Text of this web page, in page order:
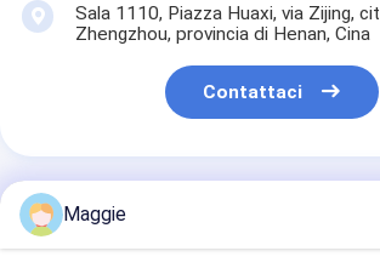
Sala 1110, Piazza Huaxi, via Zijing,
Zhengzhou, provincia di Henan, Cina
Contattaci
Maggie